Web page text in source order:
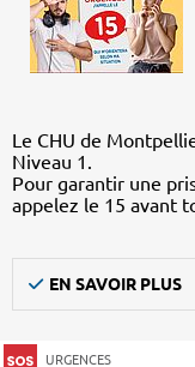
Le CHU de
Niveau 1.
Pour garantir une
appelez le 15 avant
EN SAVOIR PLUS
URGENCES